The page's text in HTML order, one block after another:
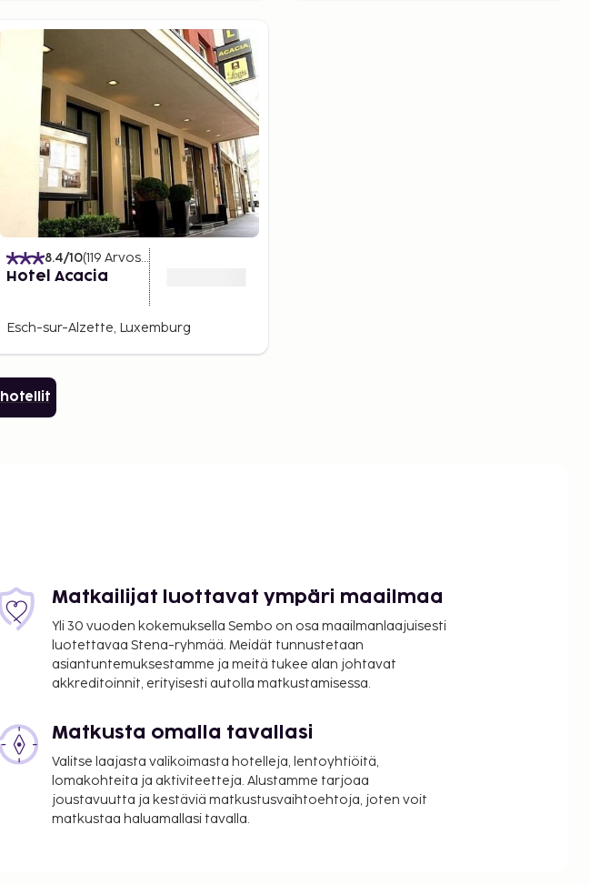
8.4/10(119 Arvostelut
Hotel Acacia
Esch-sur-Alzette, Luxemburg
hotellit
Matkailijat luottavat ympäri maailmaa
Yli 30 vuoden kokemuksella Sembo on osa maailmanlaajuisesti
luotettavaa Stena-ryhmää. Meidät tunnustetaan
asiantuntemuksestamme ja meitä tukee alan johtavat
akkreditoinnit, erityisesti autolla matkustamisessa.
Matkusta omalla tavallasi
Valitse laajasta valikoimasta hotelleja, lentoyhtiöitä,
lomakohteita ja aktiviteetteja. Alustamme tarjoaa
joustavuutta ja kestäviä matkustusvaihtoehtoja, joten voit
matkustaa haluamallasi tavalla.